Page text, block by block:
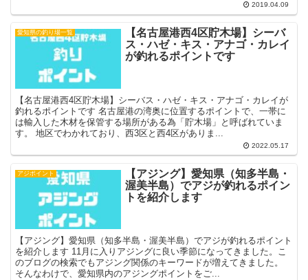
2019.04.09
愛知県の釣り場一覧
【名古屋港西4区貯木場】シーバ
ス・ハゼ・キス・アナゴ・カレイ
が釣れるポイントです
【名古屋港西4区貯木場】シーバス・ハゼ・キス・アナゴ・カレイが
釣れるポイントです 名古屋港の湾奥に位置するポイントで、一帯に
は輸入した木材を保管する場所がある為「貯木場」と呼ばれていま
す。 地区でわかれており、西3区と西4区がありま...
2022.05.17
アジポイント
【アジング】愛知県（知多半島・
渥美半島）でアジが釣れるポイン
トを紹介します
【アジング】愛知県（知多半島・渥美半島）でアジが釣れるポイント
を紹介します 11月に入りアジングに良い季節になってきました。こ
のブログの検索でもアジング関係のキーワードが増えてきました。
そんなわけで、愛知県内のアジングポイントをご...